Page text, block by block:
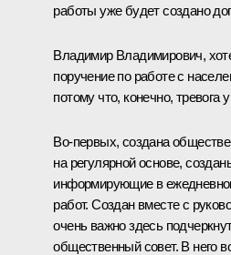
работы уже будет создано
Владимир Владимирович,
поручение по работе с
потому что, конечно,
Во-первых, создана
на регулярной основе,
информирующие в
работ. Создан вместе с
очень важно здесь
общественный совет. В него